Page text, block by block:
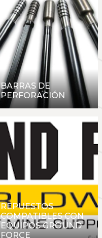
BARRAS DE
PERFORACIÓN
REPUESTOS
COMPATIBLES CON
EQUIPOS GROUND
FORCE